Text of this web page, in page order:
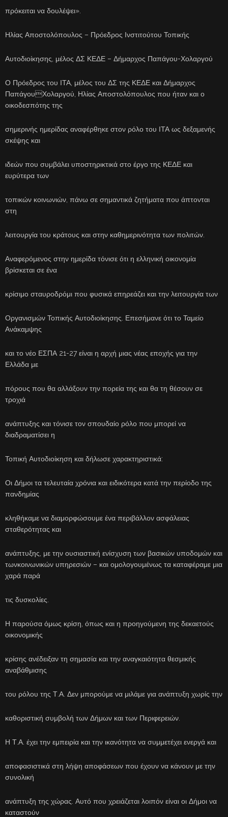
πρόκειται να δουλέψει».
Ηλίας Αποστολόπουλος – Πρόεδρος Ινστιτούτου Τοπικής
Αυτοδιοίκησης, μέλος ΔΣ ΚΕΔΕ – Δήμαρχος Παπάγου-Χολαργού
Ο Πρόεδρος του ΙΤΑ, μέλος του ΔΣ της ΚΕΔΕ και Δήμαρχος
ΠαπάγουΧολαργού, Ηλίας Αποστολόπουλος που ήταν και ο
οικοδεσπότης της
σημερινής ημερίδας αναφέρθηκε στον ρόλο του ΙΤΑ ως δεξαμενής
σκέψης και
ιδεών που συμβάλει υποστηρικτικά στο έργο της ΚΕΔΕ και
ευρύτερα των
τοπικών κοινωνιών, πάνω σε σημαντικά ζητήματα που άπτονται
στη
λειτουργία του κράτους και στην καθημερινότητα των πολιτών.
Αναφερόμενος στην ημερίδα τόνισε ότι η ελληνική οικονομία
βρίσκεται σε ένα
κρίσιμο σταυροδρόμι που φυσικά επηρεάζει και την λειτουργία των
Οργανισμών Τοπικής Αυτοδιοίκησης. Επεσήμανε ότι το Ταμείο
Ανάκαμψης
και το νέο ΕΣΠΑ 21-27 είναι η αρχή μιας νέας εποχής για την
Ελλάδα με
πόρους που θα αλλάξουν την πορεία της και θα τη θέσουν σε
τροχιά
ανάπτυξης και τόνισε τον σπουδαίο ρόλο που μπορεί να
διαδραματίσει η
Τοπική Αυτοδιοίκηση και δήλωσε χαρακτηριστικά:
Οι Δήμοι τα τελευταία χρόνια και ειδικότερα κατά την περίοδο της
πανδημίας
κληθήκαμε να διαμορφώσουμε ένα περιβάλλον ασφάλειας
σταθερότητας και
ανάπτυξης, με την ουσιαστική ενίσχυση των βασικών υποδομών και
τωνκοινωνικών υπηρεσιών – και ομολογουμένως τα καταφέραμε μια
χαρά παρά
τις δυσκολίες.
Η παρούσα όμως κρίση, όπως και η προηγούμενη της δεκαετούς
οικονομικής
κρίσης ανέδειξαν τη σημασία και την αναγκαιότητα θεσμικής
αναβάθμισης
του ρόλου της Τ.Α. Δεν μπορούμε να μιλάμε για ανάπτυξη χωρίς την
καθοριστική συμβολή των Δήμων και των Περιφερειών.
Η Τ.Α. έχει την εμπειρία και την ικανότητα να συμμετέχει ενεργά και
αποφασιστικά στη λήψη αποφάσεων που έχουν να κάνουν με την
συνολική
ανάπτυξη της χώρας. Αυτό που χρειάζεται λοιπόν είναι οι Δήμοι να
καταστούν